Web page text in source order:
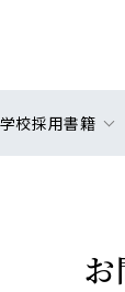
学校採用書籍
お